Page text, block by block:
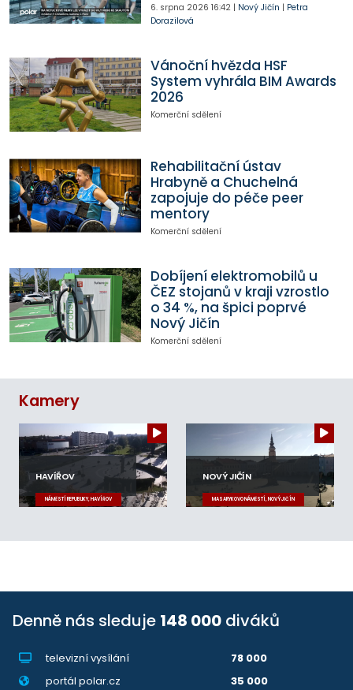
6. srpna 2026 16:42| Nový Jičín | Petra
Dorazilová
Vánoční hvězda HSF
System vyhrála BIM Awards
2026
Komerční sdělení
Rehabilitační ústav
Hrabyně a Chuchelná
zapojuje do péče peer
mentory
Komerční sdělení
Dobíjení elektromobilů u
ČEZ stojanů v kraji vzrostlo
o 34 %, na špici poprvé
Nový Jičín
Komerční sdělení
Kamery
HAVÍŘOV
NÁMĚSTÍ REPUBLIKY, HAVÍŘOV
NOVÝ JIČÍN
MASARYKOVO NÁMĚSTÍ, NOVÝ JIČÍN
Denně nás sleduje 148 000 diváků
televizní vysílání
78 000
portál polar.cz
35 000